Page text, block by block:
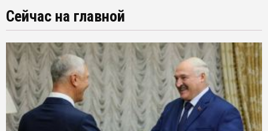
Сейчас на главной